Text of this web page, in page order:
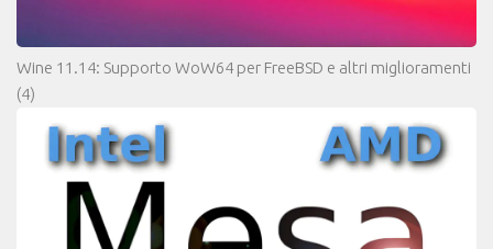
Wine 11.14: Supporto WoW64 per FreeBSD e altri miglioramenti
(4)